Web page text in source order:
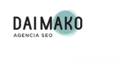
contenido